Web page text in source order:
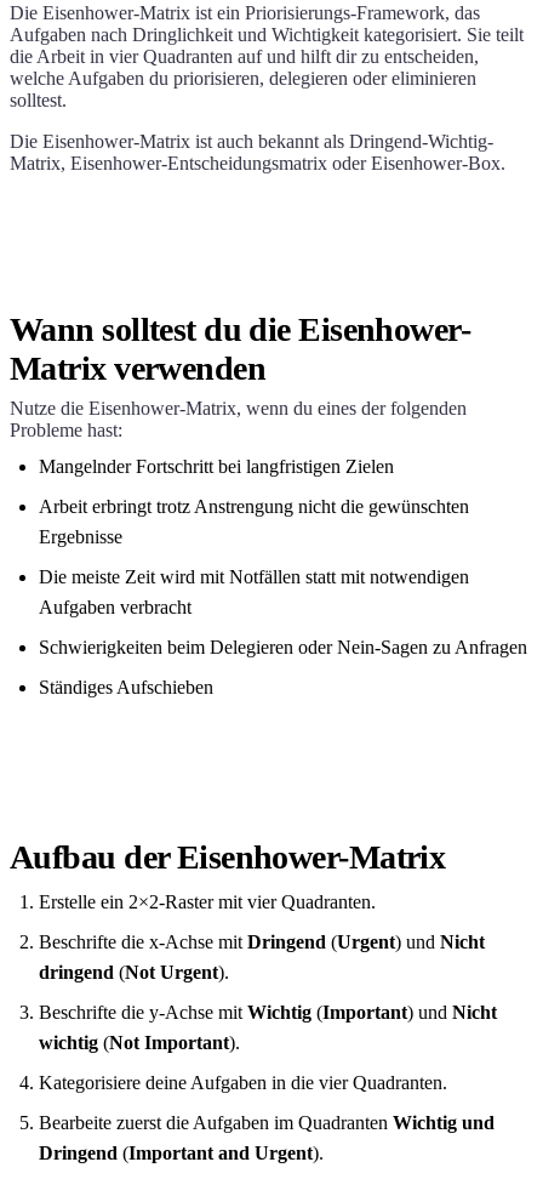
Die Eisenhower-Matrix ist ein Priorisierungs-Framework, das
Aufgaben nach Dringlichkeit und Wichtigkeit kategorisiert. Sie teilt
die Arbeit in vier Quadranten auf und hilft dir zu entscheiden,
welche Aufgaben du priorisieren, delegieren oder eliminieren
solltest.
Die Eisenhower-Matrix ist auch bekannt als Dringend-Wichtig-
Matrix, Eisenhower-Entscheidungsmatrix oder Eisenhower-Box.
Wann solltest du die Eisenhower-
Matrix verwenden
Nutze die Eisenhower-Matrix, wenn du eines der folgenden
Probleme hast:
Mangelnder Fortschritt bei langfristigen Zielen
Arbeit erbringt trotz Anstrengung nicht die gewünschten
Ergebnisse
Die meiste Zeit wird mit Notfällen statt mit notwendigen
Aufgaben verbracht
Schwierigkeiten beim Delegieren oder Nein-Sagen zu Anfragen
Ständiges Aufschieben
Aufbau der Eisenhower-Matrix
Erstelle ein 2×2-Raster mit vier Quadranten.
Beschrifte die x-Achse mit Dringend (Urgent) und Nicht
dringend (Not Urgent).
Beschrifte die y-Achse mit Wichtig (Important) und Nicht
wichtig (Not Important).
Kategorisiere deine Aufgaben in die vier Quadranten.
Bearbeite zuerst die Aufgaben im Quadranten Wichtig und
Dringend (Important and Urgent).